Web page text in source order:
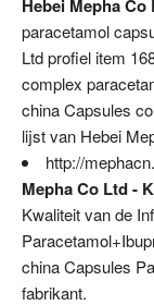
Hebei Mepha Co
paracetamol
Ltd profiel item
complex
china Capsules
lijst van Hebei
http://
Mepha Co Ltd -
Kwaliteit van de
china Capsules
fabrikant.